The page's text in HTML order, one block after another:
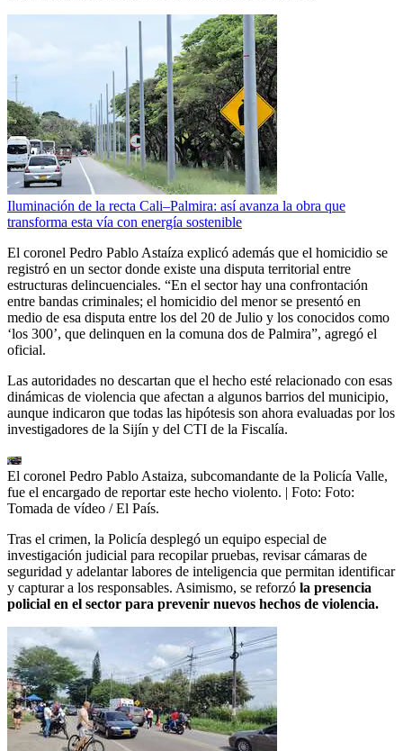
Iluminación de la recta Cali–Palmira: así avanza la obra que
transforma esta vía con energía sostenible
El coronel Pedro Pablo Astaíza explicó además que el homicidio se
registró en un sector donde existe una disputa territorial entre
estructuras delincuenciales. “En el sector hay una confrontación
entre bandas criminales; el homicidio del menor se presentó en
medio de esa disputa entre los del 20 de Julio y los conocidos como
‘los 300’, que delinquen en la comuna dos de Palmira”, agregó el
oficial.
Las autoridades no descartan que el hecho esté relacionado con esas
dinámicas de violencia que afectan a algunos barrios del municipio,
aunque indicaron que todas las hipótesis son ahora evaluadas por los
investigadores de la Sijín y del CTI de la Fiscalía.
El coronel Pedro Pablo Astaiza, subcomandante de la Policía Valle,
fue el encargado de reportar este hecho violento. | Foto: Foto:
Tomada de vídeo / El País.
Tras el crimen, la Policía desplegó un equipo especial de
investigación judicial para recopilar pruebas, revisar cámaras de
seguridad y adelantar labores de inteligencia que permitan identificar
y capturar a los responsables. Asimismo, se reforzó la presencia
policial en el sector para prevenir nuevos hechos de violencia.